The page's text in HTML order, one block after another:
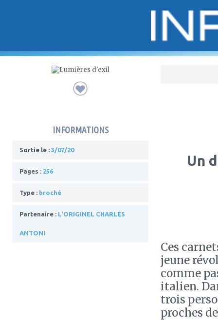
INFORMATIONS
Sortie le : 3/07/20
Pages : 256
Type : broché
Partenaire : L'ORIGINEL CHARLES
ANTONI
Un
Ces
jeune
comme
italien.
trois
proches